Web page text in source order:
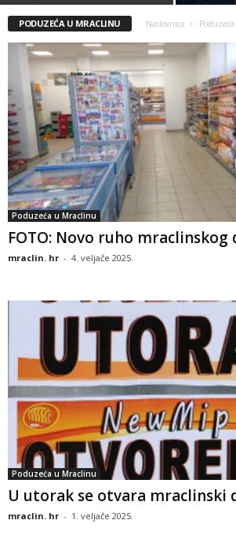
PODUZEĆA U MRACLINU Naslovnica
Poduzeća u Mraclinu
FOTO: Novo ruho mraclinskog
mraclin. hr - 4. veljače 2025.
Poduzeća u Mraclinu
U utorak se otvara mraclinski
mraclin. hr - 1. veljače 2025.